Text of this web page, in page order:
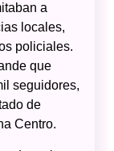
a
locales,
policiales.
que
seguidores,
de
Centro.